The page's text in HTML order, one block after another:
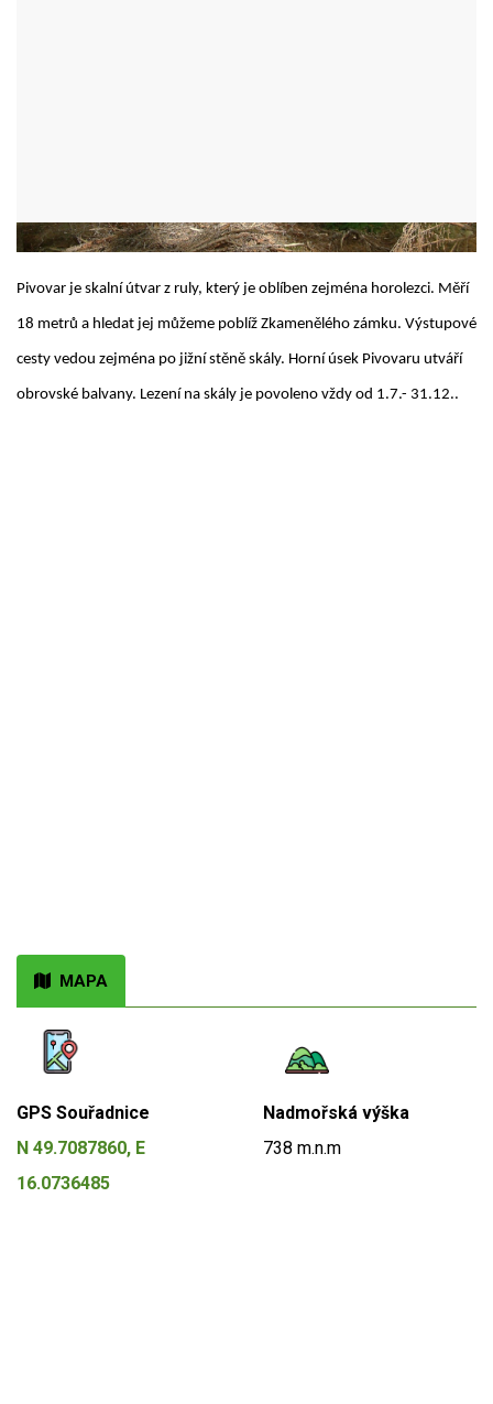
Pivovar je skalní útvar z ruly, který je oblíben zejména horolezci. Měří
18 metrů a hledat jej můžeme poblíž Zkamenělého zámku. Výstupové
cesty vedou zejména po jižní stěně skály. Horní úsek Pivovaru utváří
obrovské balvany. Lezení na skály je povoleno vždy od 1.7.- 31.12..
MAPA
GPS Souřadnice
N 49.7087860, E
16.0736485
Nadmořská výška
738 m.n.m